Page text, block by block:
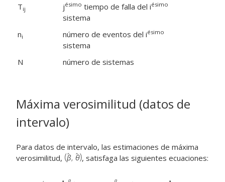
Tij jésimo tiempo de falla del iésimo
sistema
ni número de eventos del iésimo
sistema
N
número de sistemas
Máxima verosimilitud (datos de
intervalo)
Para datos de intervalo, las estimaciones de máxima
verosimilitud,
, satisfaga las siguientes ecuaciones: